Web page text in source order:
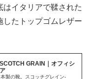
イタリアで鞣された
したトップゴムレザー
GRAIN｜オフィシ
製の靴。スコッチグレイン-